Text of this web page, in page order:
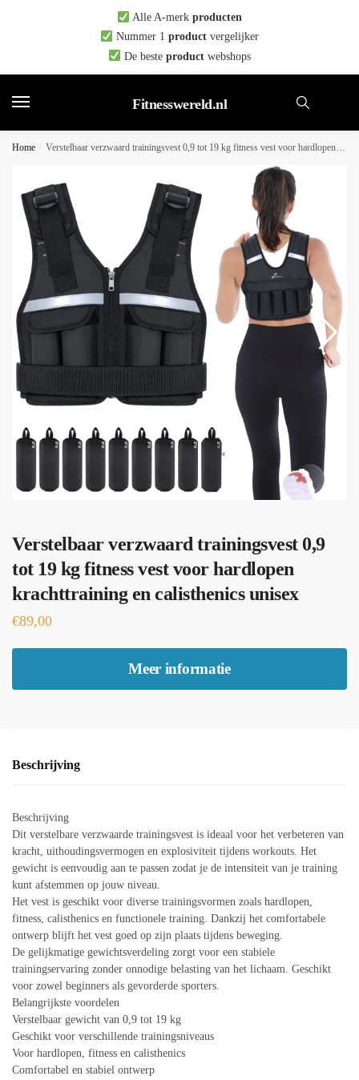
Alle A-merk producten
Nummer 1 productvergelijker
De beste productwebshops
Fitnesswereld.nl
Home / Verstelbaar verzwaard trainingsvest 0,9 tot 19 kg fitness vest voor hardlopen krachttraining en calisthenics unisex
Verstelbaar verzwaard trainingsvest 0,9
tot 19 kg fitness vest voor hardlopen
krachttraining en calisthenics unisex
€89,00
Meer informatie
Beschrijving
Beschrijving
Dit verstelbare verzwaarde trainingsvest is ideaal voor het verbeteren van
kracht, uithoudingsvermogen en explosiviteit tijdens workouts. Het
gewicht is eenvoudig aan te passen zodat je de intensiteit van je training
kunt afstemmen op jouw niveau.
Het vest is geschikt voor diverse trainingsvormen zoals hardlopen,
fitness, calisthenics en functionele training. Dankzij het comfortabele
ontwerp blijft het vest goed op zijn plaats tijdens beweging.
De gelijkmatige gewichtsverdeling zorgt voor een stabiele
trainingservaring zonder onnodige belasting van het lichaam. Geschikt
voor zowel beginners als gevorderde sporters.
Belangrijkste voordelen
Verstelbaar gewicht van 0,9 tot 19 kg
Geschikt voor verschillende trainingsniveaus
Voor hardlopen, fitness en calisthenics
Comfortabel en stabiel ontwerp